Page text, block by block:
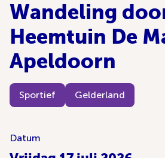
Wandeling
Heemtuin De
Apeldoorn
Sportief Gelderland
Datum